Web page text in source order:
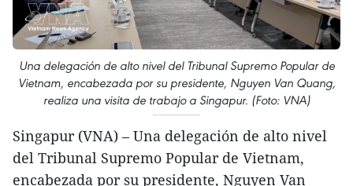
Una delegación de alto nivel del Tribunal Supremo Popular de
Vietnam, encabezada por su presidente, Nguyen Van Quang,
realiza una visita de trabajo a Singapur. (Foto: VNA)
Singapur (VNA) – Una delegación de alto nivel
del Tribunal Supremo Popular de Vietnam,
encabezada por su presidente, Nguyen Van